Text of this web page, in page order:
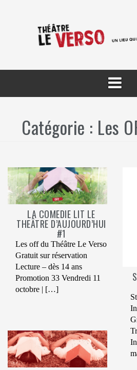
Catégorie : Les
LA COMEDIE LIT LE
THEÂTRE D’AUJOURD’HUI
#1
Les off du Théâtre Le Verso
Gratuit sur réservation
Lecture – dès 14 ans
Promotion 33 Vendredi 11
octobre | […]